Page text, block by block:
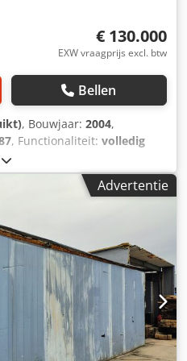
€ 130.000
EXW vraagprijs excl. btw
Bellen
, Bouwjaar: 2004,
, Functionaliteit: volledig
EBERL, bouwjaar 2004. Na
uitgevoerd door het bedrijf
gekocht). Djdjy Uc I Hspfx
met volledige documentatie.
Advertentie